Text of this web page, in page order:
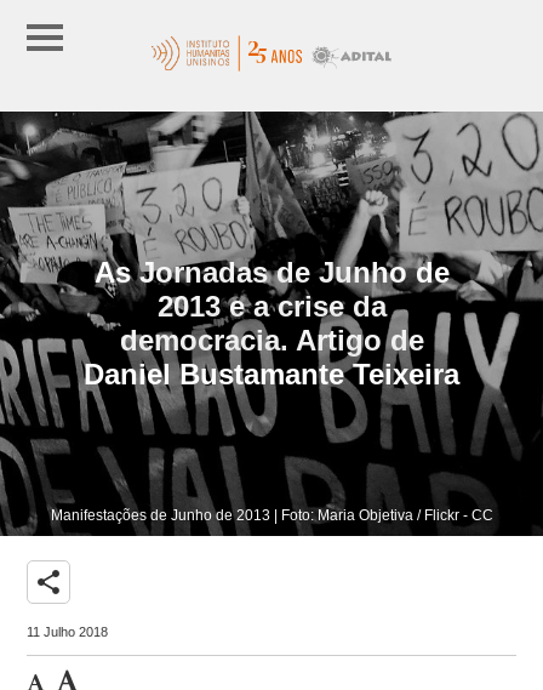
As Jornadas de Junho de
2013 e a crise da
democracia. Artigo de
Daniel Bustamante Teixeira
Manifestações de Junho de 2013 | Foto: Maria Objetiva / Flickr - CC
share
11 Julho 2018